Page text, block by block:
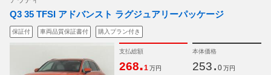
Q3 35 TFSI アドバンスト ラグジュアリーパッケージ
保証付 車両品質保証書付 購入プラン付き
支払総額
268.1 万円
本体価格
253. 0 万円